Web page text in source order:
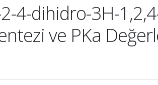
4-dihidro-3H-
ve PKa